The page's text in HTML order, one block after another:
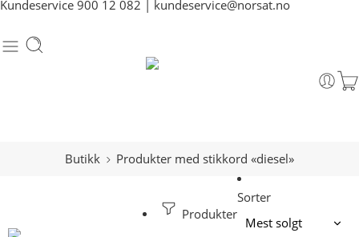
Kundeservice 900 12 082 kundeservice@norsat.no
Butikk Produkter med stikkord «diesel»
Produkter
Sorter